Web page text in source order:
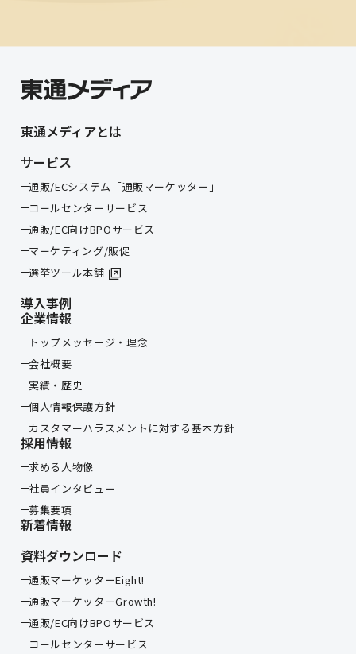
東通メディアとは
サービス
通販/ECシステム「通販マーケッター」
コールセンターサービス
通販/EC向けBPOサービス
マーケティング/販促
選挙ツール本舗
導入事例
企業情報
トップメッセージ・理念
会社概要
実績・歴史
個人情報保護方針
カスタマーハラスメントに対する基本方針
採用情報
求める人物像
社員インタビュー
募集要項
新着情報
資料ダウンロード
通販マーケッターEight!
通販マーケッターGrowth!
通販/EC向けBPOサービス
コールセンターサービス